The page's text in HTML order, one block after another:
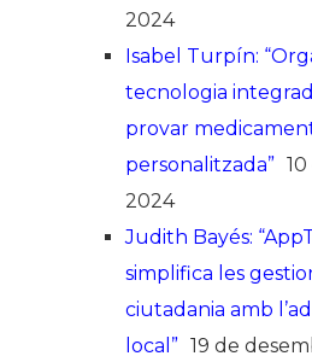
2024
Isabel Turpín:
tecnologia
provar
personalitzada”
2024
Judith Bayés:
simplifica les
ciutadania amb
local” 19 de